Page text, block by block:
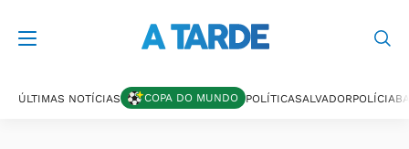
ÚLTIMAS NOTÍCIAS COPA DO MUNDO POLÍTICASALVADORPOLÍCIA